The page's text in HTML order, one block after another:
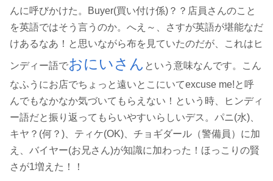
んに呼びかけた。Buyer(買い付け係)？？店員さんのこと
を英語ではそう言うのか。へえ～、さすが英語が堪能なだ
けあるなあ！と思いながら布を見ていたのだが、これはヒ
ンディー語でおにいさん という意味なんです。こん
なふうにお店でちょっと遠いとこにいてexcuse me!と呼
んでもなかなか気づいてもらえない！という時、ヒンディ
ー語だと振り返ってもらいやすいらしいデス。パニ(水)、
キヤ？(何？)、ティケ(OK)、チョギダール（警備員）に加
え、バイヤー(お兄さん)が知識に加わった！ほっこりの賢
さが1増えた！！